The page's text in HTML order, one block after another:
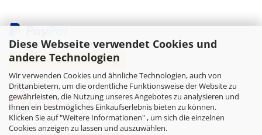
Diese Webseite verwendet Cookies und
andere Technologien
Wir verwenden Cookies und ähnliche Technologien, auch von
Drittanbietern, um die ordentliche Funktionsweise der Website zu
gewährleisten, die Nutzung unseres Angebotes zu analysieren und
Ihnen ein bestmögliches Einkaufserlebnis bieten zu können.
Klicken Sie auf "Weitere Informationen" , um sich die einzelnen
Cookies anzeigen zu lassen und auszuwählen.